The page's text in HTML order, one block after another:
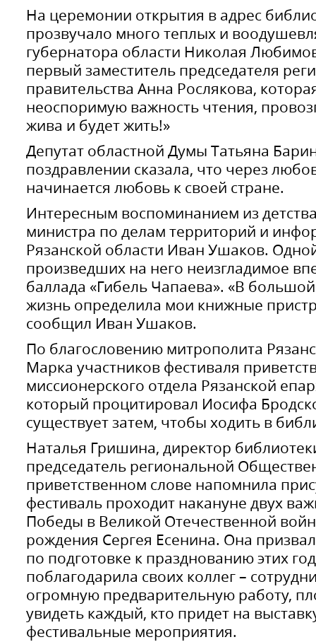
На церемонии открытия в адрес
прозвучало много теплых и
губернатора области Николая
первый заместитель председателя
правительства Анна Рослякова,
неоспоримую важность чтения,
жива и будет жить!»
Депутат областной Думы Татьяна
поздравлении сказала, что через
начинается любовь к своей стране.
Интересным воспоминанием из
министра по делам территорий и
Рязанской области Иван Ушаков.
произведших на него неизгладимое
баллада «Гибель Чапаева». «В
жизнь определила мои книжные
сообщил Иван Ушаков.
По благословению митрополита
Марка участников фестиваля
миссионерского отдела Рязанской
который процитировал Иосифа
существует затем, чтобы ходить в
Наталья Гришина, директор
председатель региональной
приветственном слове напомнила
фестиваль проходит накануне двух
Победы в Великой Отечественной
рождения Сергея Есенина. Она
по подготовке к празднованию этих
поблагодарила своих коллег –
огромную предварительную работу,
увидеть каждый, кто придет на
фестивальные мероприятия.